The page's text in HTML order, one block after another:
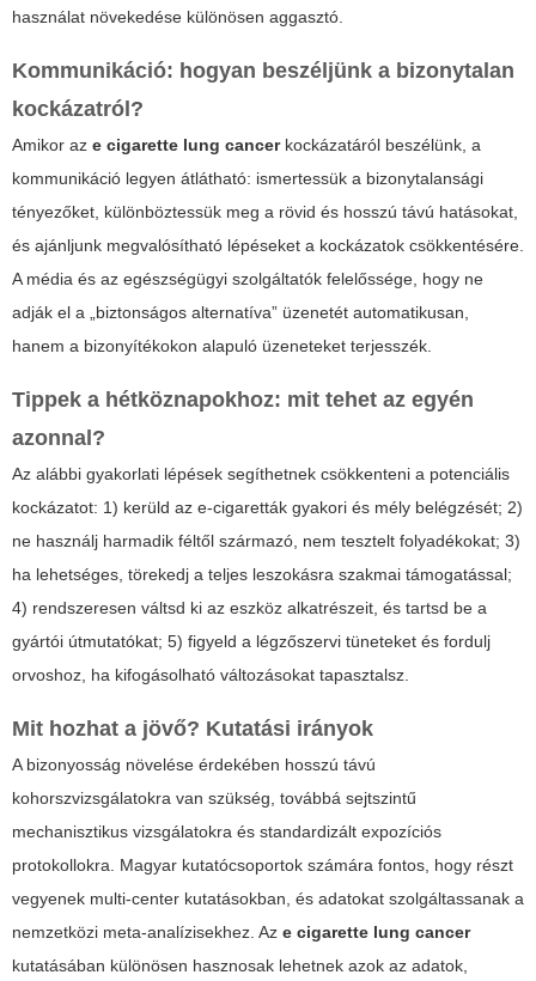
használat növekedése különösen aggasztó.
Kommunikáció: hogyan beszéljünk a bizonytalan
kockázatról?
Amikor az e cigarette lung cancerkockázatáról beszélünk, a
kommunikáció legyen átlátható: ismertessük a bizonytalansági
tényezőket, különböztessük meg a rövid és hosszú távú hatásokat,
és ajánljunk megvalósítható lépéseket a kockázatok csökkentésére.
A média és az egészségügyi szolgáltatók felelőssége, hogy ne
adják el a „biztonságos alternatíva” üzenetét automatikusan,
hanem a bizonyítékokon alapuló üzeneteket terjesszék.
Tippek a hétköznapokhoz: mit tehet az egyén
azonnal?
Az alábbi gyakorlati lépések segíthetnek csökkenteni a potenciális
kockázatot: 1) kerüld az e-cigaretták gyakori és mély belégzését; 2)
ne használj harmadik féltől származó, nem tesztelt folyadékokat; 3)
ha lehetséges, törekedj a teljes leszokásra szakmai támogatással;
4) rendszeresen váltsd ki az eszköz alkatrészeit, és tartsd be a
gyártói útmutatókat; 5) figyeld a légzőszervi tüneteket és fordulj
orvoshoz, ha kifogásolható változásokat tapasztalsz.
Mit hozhat a jövő? Kutatási irányok
A bizonyosság növelése érdekében hosszú távú
kohorszvizsgálatokra van szükség, továbbá sejtszintű
mechanisztikus vizsgálatokra és standardizált expozíciós
protokollokra. Magyar kutatócsoportok számára fontos, hogy részt
vegyenek multi-center kutatásokban, és adatokat szolgáltassanak a
nemzetközi meta-analízisekhez. Az e cigarette lung cancer
kutatásában különösen hasznosak lehetnek azok az adatok,